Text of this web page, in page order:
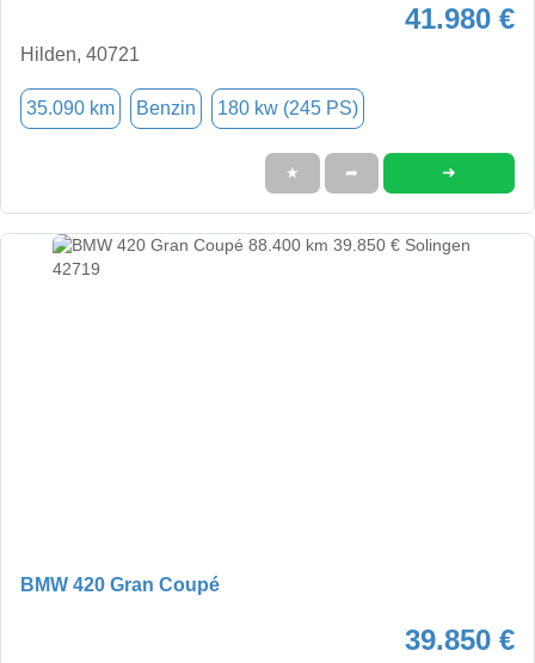
41.980 €
Hilden, 40721
35.090 km Benzin 180 kw (245 PS)
★ ➦ ➜
BMW 420 Gran Coupé
39.850 €